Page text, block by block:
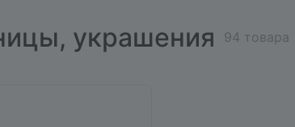
украшения 94 товара